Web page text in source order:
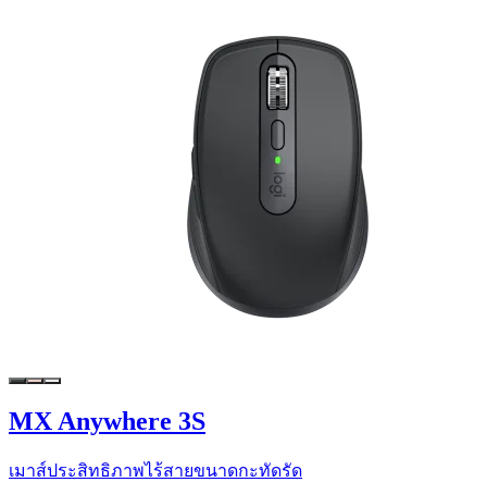
MX Anywhere 3S
เมาส์ประสิทธิภาพไร้สายขนาดกะทัดรัด